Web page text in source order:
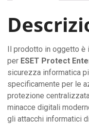
Il prodotto in oggetto è
per ESET Protect
sicurezza informatica
specificamente per le
protezione
minacce digitali
gli attacchi informatici